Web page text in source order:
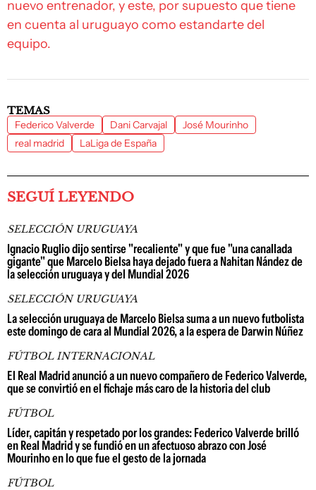
nuevo entrenador, y este, por supuesto que tiene
en cuenta al uruguayo como estandarte del
equipo.
TEMAS
Federico Valverde Dani Carvajal
José Mourinho
real madrid
LaLiga de España
SEGUÍ LEYENDO
SELECCIÓN URUGUAYA
Ignacio Ruglio dijo sentirse "recaliente" y que fue "una canallada
gigante" que Marcelo Bielsa haya dejado fuera a Nahitan Nández de
la selección uruguaya y del Mundial 2026
SELECCIÓN URUGUAYA
La selección uruguaya de Marcelo Bielsa suma a un nuevo futbolista
este domingo de cara al Mundial 2026, a la espera de Darwin Núñez
FÚTBOL INTERNACIONAL
El Real Madrid anunció a un nuevo compañero de Federico Valverde,
que se convirtió en el fichaje más caro de la historia del club
FÚTBOL
Líder, capitán y respetado por los grandes: Federico Valverde brilló
en Real Madrid y se fundió en un afectuoso abrazo con José
Mourinho en lo que fue el gesto de la jornada
FÚTBOL